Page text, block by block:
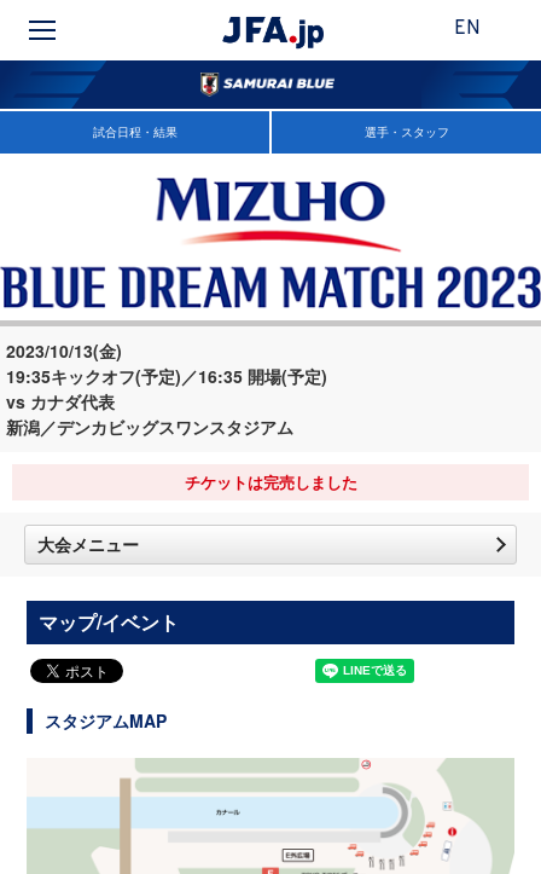
EN
試合日程・結果 選手・スタッフ
2023/10/13(金)
19:35キックオフ(予定)／16:35 開場(予定)
vs カナダ代表
新潟／デンカビッグスワンスタジアム
チケットは完売しました
大会メニュー
マップ/イベント
スタジアムMAP